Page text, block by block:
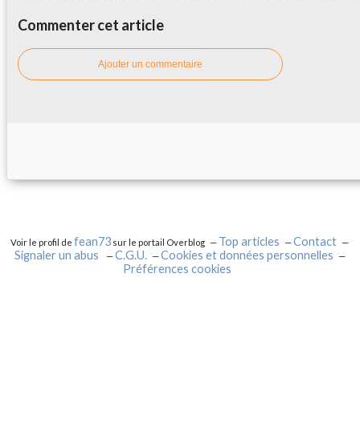
Commenter cet article
Ajouter un commentaire
Voir le profil defean73 sur le portail Overblog Top articles
Contact
Signaler un abus
C.G.U.
Cookies et données personnelles
Préférences cookies